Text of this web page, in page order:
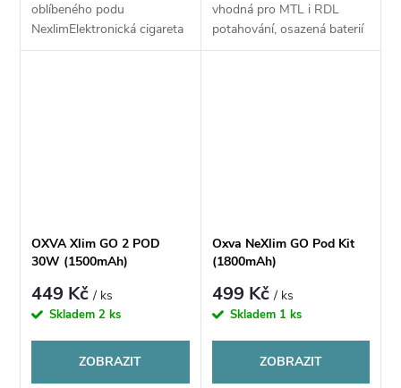
oblíbeného podu
NexlimElektronická cigareta
- MTL a RDL potah, baterie
vhodná pro MTL i RDL
potahování, osazená baterií
o kapacitě 1500 mAh a
OXVA Xlim GO 2 POD
30W (1500mAh)
449 Kč/ ks
Skladem2 ks
ZOBRAZIT
Oxva NeXlim GO Pod Kit
(1800mAh)
499 Kč/ ks
Skladem 1 ks
ZOBRAZIT